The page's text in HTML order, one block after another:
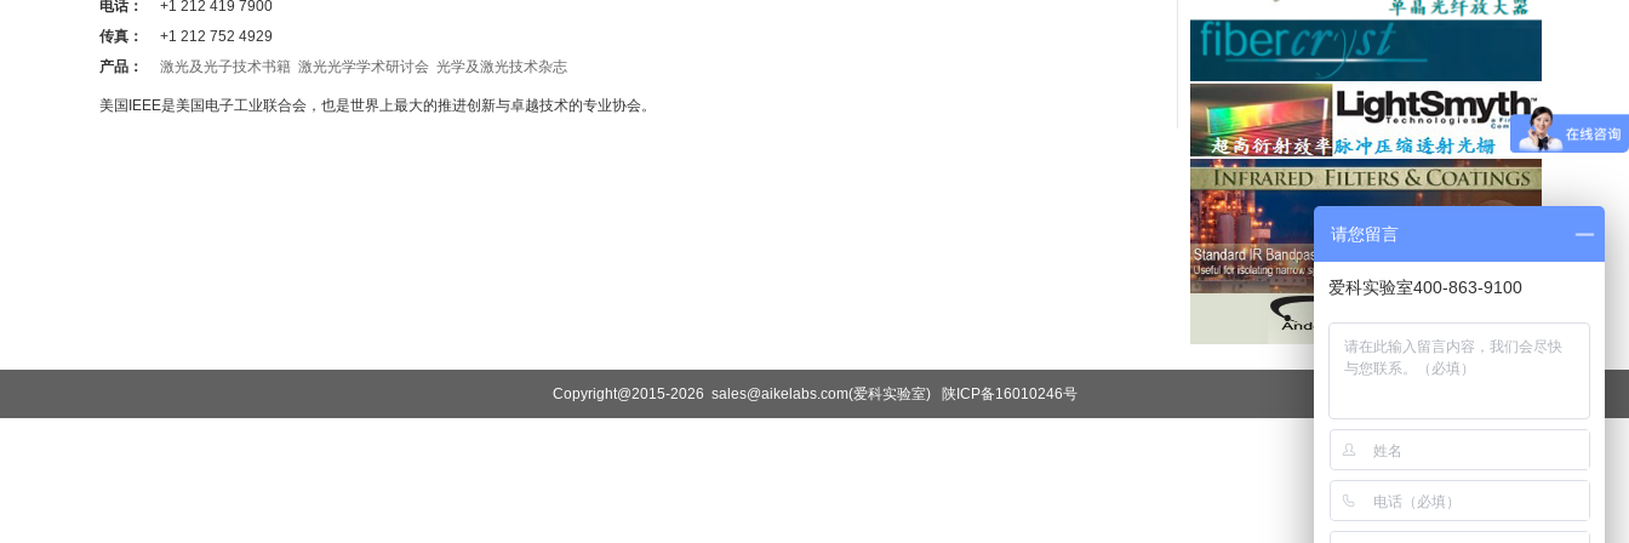
电话：
+1 212 419 7900
传真：
+1 212 752 4929
产品：
激光及光子技术书籍 激光光学学术研讨会 光学及激光技术杂志
美国IEEE是美国电子工业联合会，也是世界上最大的推进创新与卓越技术的专业协会。
Copyright@2015-2026 sales@aikelabs.com(爱科实验室) 陕ICP备16010246号
请您留言
爱科实验室400-863-9100